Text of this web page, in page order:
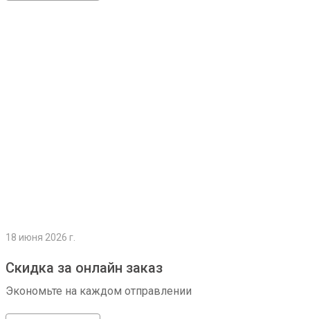
18 июня 2026 г.
Скидка за онлайн заказ
Экономьте на каждом отправлении